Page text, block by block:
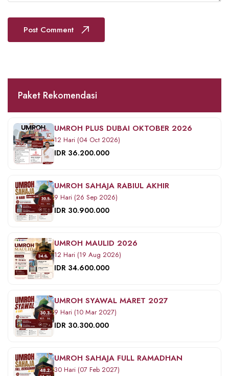
Post Comment
Paket Rekomendasi
UMROH PLUS DUBAI OKTOBER 2026
12 Hari (04 Oct 2026)
IDR 36.200.000
UMROH SAHAJA RABIUL AKHIR
9 Hari (26 Sep 2026)
IDR 30.900.000
UMROH MAULID 2026
12 Hari (19 Aug 2026)
IDR 34.600.000
UMROH SYAWAL MARET 2027
9 Hari (10 Mar 2027)
IDR 30.300.000
UMROH SAHAJA FULL RAMADHAN
30 Hari (07 Feb 2027)